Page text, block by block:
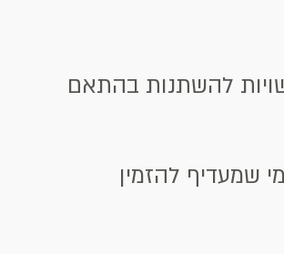
להשתנות בהתאם
שמעדיף להזמין